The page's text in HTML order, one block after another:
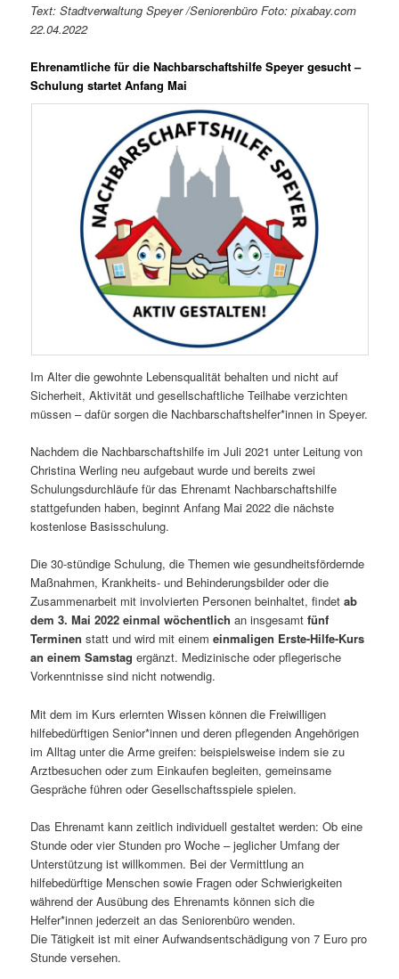
Text: Stadtverwaltung Speyer /Seniorenbüro Foto: pixabay.com
22.04.2022
Ehrenamtliche für die Nachbarschaftshilfe Speyer gesucht –
Schulung startet Anfang Mai
Im Alter die gewohnte Lebensqualität behalten und nicht auf
Sicherheit, Aktivität und gesellschaftliche Teilhabe verzichten
müssen – dafür sorgen die Nachbarschaftshelfer*innen in Speyer.
Nachdem die Nachbarschaftshilfe im Juli 2021 unter Leitung von
Christina Werling neu aufgebaut wurde und bereits zwei
Schulungsdurchläufe für das Ehrenamt Nachbarschaftshilfe
stattgefunden haben, beginnt Anfang Mai 2022 die nächste
kostenlose Basisschulung.
Die 30-stündige Schulung, die Themen wie gesundheitsfördernde
Maßnahmen, Krankheits- und Behinderungsbilder oder die
Zusammenarbeit mit involvierten Personen beinhaltet, findetab
dem 3. Mai 2022 einmal wöchentlich an insgesamtfünf
Terminen statt und wird mit einemeinmaligen Erste-Hilfe-Kurs
an einem Samstag ergänzt. Medizinische oder pflegerische
Vorkenntnisse sind nicht notwendig.
Mit dem im Kurs erlernten Wissen können die Freiwilligen
hilfebedürftigen Senior*innen und deren pflegenden Angehörigen
im Alltag unter die Arme greifen: beispielsweise indem sie zu
Arztbesuchen oder zum Einkaufen begleiten, gemeinsame
Gespräche führen oder Gesellschaftsspiele spielen.
Das Ehrenamt kann zeitlich individuell gestaltet werden: Ob eine
Stunde oder vier Stunden pro Woche – jeglicher Umfang der
Unterstützung ist willkommen. Bei der Vermittlung an
hilfebedürftige Menschen sowie Fragen oder Schwierigkeiten
während der Ausübung des Ehrenamts können sich die
Helfer*innen jederzeit an das Seniorenbüro wenden.
Die Tätigkeit ist mit einer Aufwandsentschädigung von 7 Euro pro
Stunde versehen.